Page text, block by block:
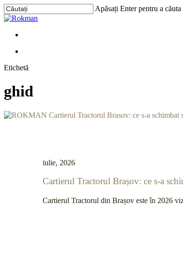
Treci
la
principal
Apăsați Enter pentru a
Închide
Meniu
Etichetă
ghid
iulie, 2026
Cartierul Tractorul Brașov: ce s-a
Cartierul Tractorul din Brașov este în 2026